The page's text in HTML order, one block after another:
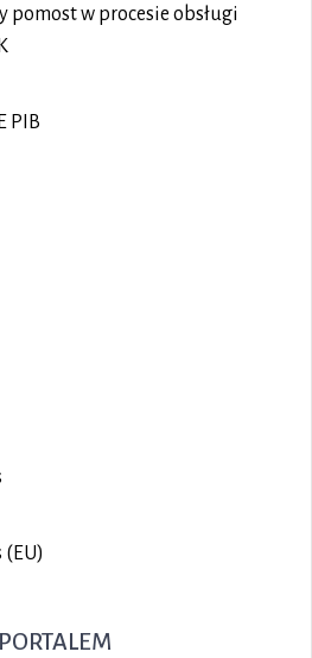
pomost w procesie obsługi
PIB